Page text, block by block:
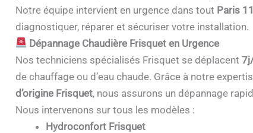
Notre équipe intervient en urgence dans tout Paris
diagnostiquer, réparer et sécuriser votre installation.
Dépannage Chaudière Frisquet en Urgence
Nos techniciens spécialisés Frisquet se déplacent
de chauffage ou d’eau chaude. Grâce à notre
d’origine Frisquet, nous assurons un dépannage
Nous intervenons sur tous les modèles :
Hydroconfort Frisquet